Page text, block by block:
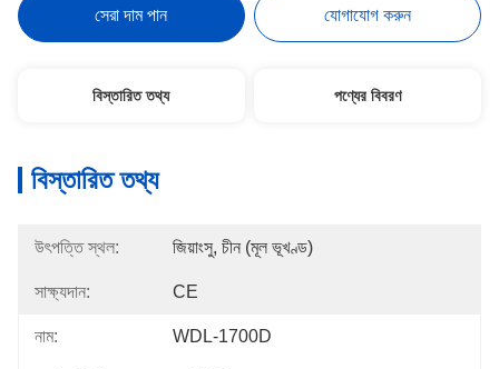
সেরা দাম পান যোগাযোগ করুন
বিস্তারিত তথ্য পণ্যের বিবরণ
বিস্তারিত তথ্য
উৎপত্তি স্থল: জিয়াংসু, চীন (মূল ভূখণ্ড)
সাক্ষ্যদান: CE
নাম: WDL-1700D